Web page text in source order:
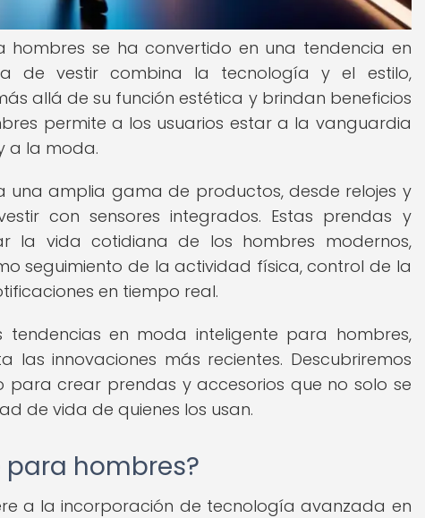
se ha convertido en una tendencia en
de vestir combina la tecnología y el estilo,
allá de su función estética y brindan beneficios
permite a los usuarios estar a la vanguardia
a la moda.
amplia gama de productos, desde relojes y
con sensores integrados. Estas prendas y
la vida cotidiana de los hombres modernos,
seguimiento de la actividad física, control de la
en tiempo real.
tendencias en moda inteligente para hombres,
innovaciones más recientes. Descubriremos
crear prendas y accesorios que no solo se
de vida de quienes los usan.
hombres?
a la incorporación de tecnología avanzada en